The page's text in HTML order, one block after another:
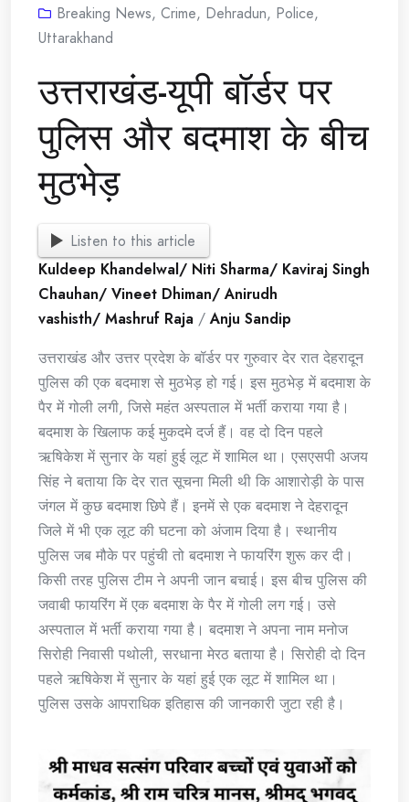
Breaking News, Crime, Dehradun, Police,
Uttarakhand
उत्तराखंड-यूपी बॉर्डर पर
पुलिस और बदमाश के बीच
मुठभेड़
Listen to this article
Kuldeep Khandelwal/ Niti Sharma/ Kaviraj Singh
Chauhan/ Vineet Dhiman/ Anirudh
vashisth/ Mashruf Raja /Anju Sandip
उत्तराखंड और उत्तर प्रदेश के बॉर्डर पर गुरुवार देर रात देहरादून
पुलिस की एक बदमाश से मुठभेड़ हो गई। इस मुठभेड़ में बदमाश के
पैर में गोली लगी, जिसे महंत अस्पताल में भर्ती कराया गया है।
बदमाश के खिलाफ कई मुकदमे दर्ज हैं। वह दो दिन पहले
ऋषिकेश में सुनार के यहां हुई लूट में शामिल था। एसएसपी अजय
सिंह ने बताया कि देर रात सूचना मिली थी कि आशारोड़ी के पास
जंगल में कुछ बदमाश छिपे हैं। इनमें से एक बदमाश ने देहरादून
जिले में भी एक लूट की घटना को अंजाम दिया है। स्थानीय
पुलिस जब मौके पर पहुंची तो बदमाश ने फायरिंग शुरू कर दी।
किसी तरह पुलिस टीम ने अपनी जान बचाई। इस बीच पुलिस की
जवाबी फायरिंग में एक बदमाश के पैर में गोली लग गई। उसे
अस्पताल में भर्ती कराया गया है। बदमाश ने अपना नाम मनोज
सिरोही निवासी पथोली, सरधाना मेरठ बताया है। सिरोही दो दिन
पहले ऋषिकेश में सुनार के यहां हुई एक लूट में शामिल था।
पुलिस उसके आपराधिक इतिहास की जानकारी जुटा रही है।